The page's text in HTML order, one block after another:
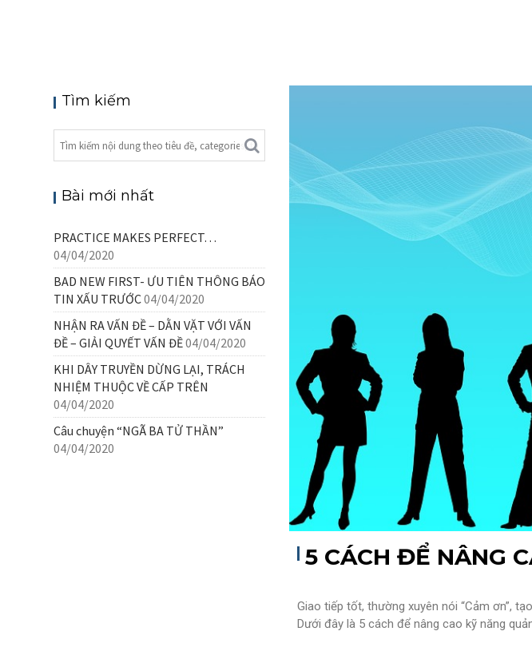
5 CÁCH ĐỂ NÂNG
Giao tiếp tốt, thường xuyên nói “Cảm ơn”,
Dưới đây là 5 cách để nâng cao kỹ năng
Tìm kiếm
Bài mới nhất
PRACTICE MAKES PERFECT…
04/04/2020
BAD NEW FIRST- ƯU TIÊN THÔNG BÁO
TIN XẤU TRƯỚC04/04/2020
NHẬN RA VẤN ĐỀ – DẰN VẶT VỚI VẤN
ĐỀ – GIẢI QUYẾT VẤN ĐỀ04/04/2020
KHI DÂY TRUYỀN DỪNG LẠI, TRÁCH
NHIỆM THUỘC VỀ CẤP TRÊN
04/04/2020
Câu chuyện “NGÃ BA TỬ THẦN”
04/04/2020